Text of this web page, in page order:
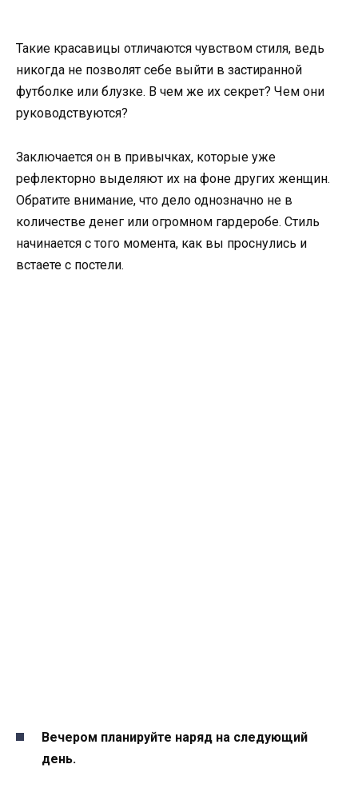
Такие красавицы отличаются чувством стиля, ведь
никогда не позволят себе выйти в застиранной
футболке или блузке. В чем же их секрет? Чем они
руководствуются?
Заключается он в привычках, которые уже
рефлекторно выделяют их на фоне других женщин.
Обратите внимание, что дело однозначно не в
количестве денег или огромном гардеробе. Стиль
начинается с того момента, как вы проснулись и
встаете с постели.
Вечером планируйте наряд на следующий
день.